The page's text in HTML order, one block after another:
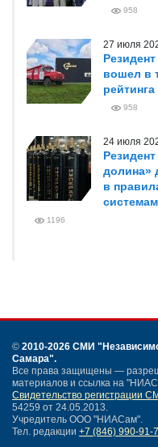
958
27 июля
вошел в
958
24 июля
долина»
в
системам
1196
© 2010-2026 СМИ
Самара".
Все права защищены —
материалов и ссылка на
Свидетельство регистрации
54259 от 24.05.2013.
Учредитель ООО "НИАСам".
Тел. редакции +7 (846) 990-91-